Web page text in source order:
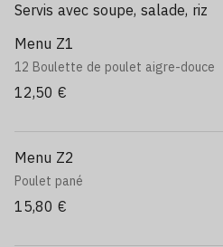
Servis avec soupe, salade, riz
Menu Z1
12 Boulette de poulet aigre-douce
12,50 €
Menu Z2
Poulet pané
15,80 €